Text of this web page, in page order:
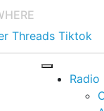
Threads Tiktok
Radio